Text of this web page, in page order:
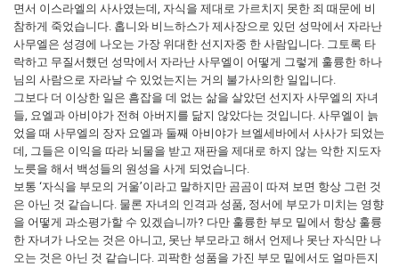
면서 이스라엘의 사사였는데, 자식을 제대로 가르치지 못한 죄 때문에 비
참하게 죽었습니다. 홉니와 비느하스가 제사장으로 있던 성막에서 자라난
사무엘은 성경에 나오는 가장 위대한 선지자중 한 사람입니다. 그토록 타
락하고 무질서했던 성막에서 자라난 사무엘이 어떻게 그렇게 훌륭한 하나
님의 사람으로 자라날 수 있었는지는 거의 불가사의한 일입니다.
그보다 더 이상한 일은 흠잡을 데 없는 삶을 살았던 선지자 사무엘의 자녀
들, 요엘과 아비야가 전혀 아버지를 닮지 않았다는 것입니다. 사무엘이 늙
었을 때 사무엘의 장자 요엘과 둘째 아비야가 브엘세바에서 사사가 되었는
데, 그들은 이익을 따라 뇌물을 받고 재판을 제대로 하지 않는 악한 지도자
노릇을 해서 백성들의 원성을 사게 되었습니다.
보통 ‘자식을 부모의 거울’이라고 말하지만 곰곰이 따져 보면 항상 그런 것
은 아닌 것 같습니다. 물론 자녀의 인격과 성품, 정서에 부모가 미치는 영향
을 어떻게 과소평가할 수 있겠습니까? 다만 훌륭한 부모 밑에서 항상 훌륭
한 자녀가 나오는 것은 아니고, 못난 부모라고 해서 언제나 못난 자식만 나
오는 것은 아닌 것 같습니다. 괴팍한 성품을 가진 부모 밑에서도 얼마든지